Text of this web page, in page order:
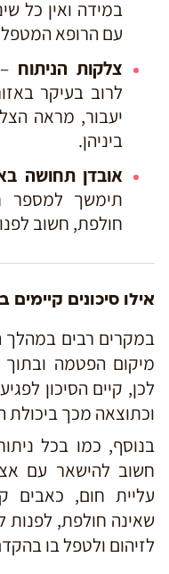
במידה ואין כל
עם הרופא
צלקות הניתוח
לרוב בעיקר
יעבור, מראה
ביניהן.
אובדן תחושה
תימשך למספר
חולפת, חשוב
אילו סיכונים קיימים
במקרים רבים במהלך
מיקום הפטמה
לכן, קיים הסיכון
וכתוצאה מכך ביכולת
בנוסף, כמו בכל
חשוב להישאר עם
עליית חום, כאבים
שאינה חולפת, לפנות
לזיהום ולטפל בו